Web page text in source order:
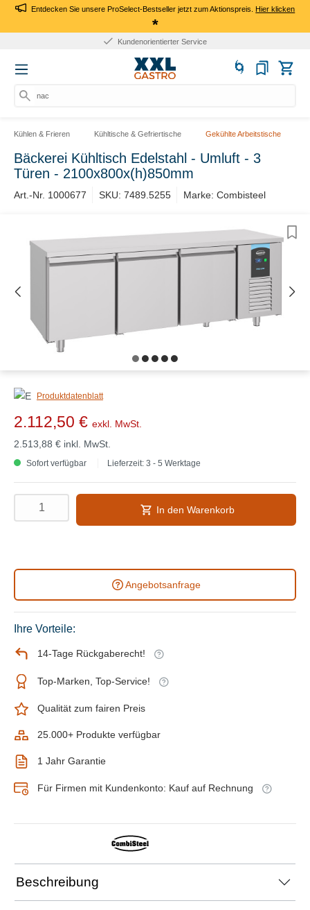
Entdecken Sie unsere ProSelect-Bestseller jetzt zum Aktionspreis.Hier klicken
*
Kundenorientierter Service
nach
Kühlen & Frieren Kühltische & Gefriertische Gekühlte Arbeitstische
Bäckerei Kühltisch Edelstahl - Umluft - 3
Türen - 2100x800x(h)850mm
Art.-Nr. 1000677 SKU: 7489.5255 Marke: Combisteel
Produktdatenblatt
2.112,50 € exkl. MwSt.
2.513,88 € inkl. MwSt.
Sofort verfügbar Lieferzeit: 3 - 5 Werktage
In den Warenkorb
Angebotsanfrage
Ihre Vorteile:
14-Tage Rückgaberecht!
Top-Marken, Top-Service!
Qualität zum fairen Preis
25.000+ Produkte verfügbar
1 Jahr Garantie
Für Firmen mit Kundenkonto: Kauf auf Rechnung
Beschreibung